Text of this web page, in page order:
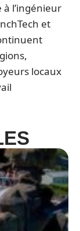
l’ingénieur
et
locaux